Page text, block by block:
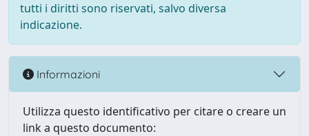
tutti i diritti sono riservati, salvo diversa
indicazione.
Informazioni
Utilizza questo identificativo per citare o creare un
link a questo documento: